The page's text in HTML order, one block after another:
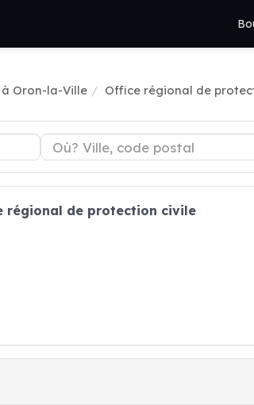
Oron-la-Ville Office régional de
régional de protection civile